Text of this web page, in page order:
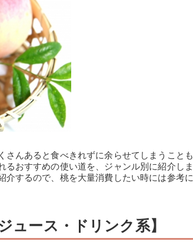
んあると食べきれずに余らせてしまうことも
おすすめの使い道を、ジャンル別に紹介しま
するので、桃を大量消費したい時には参考に
ュース・ドリンク系】